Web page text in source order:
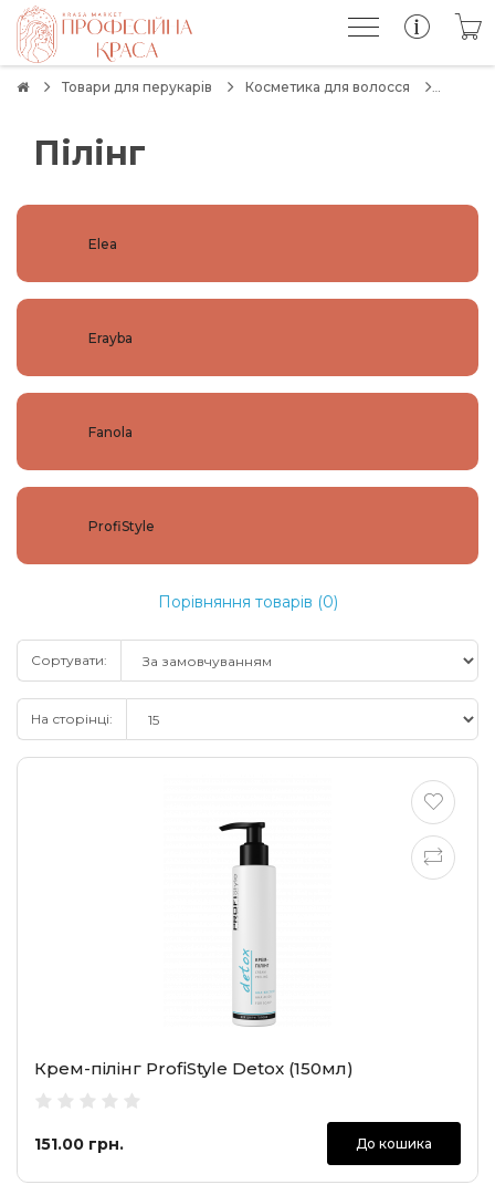
Товари для перукарів Косметика для волосся
Пілінг
Elea
Erayba
Fanola
ProfiStyle
Порівняння товарів (0)
Сортувати:
На сторінці:
Крем-пілінг ProfiStyle Detox (150мл)
151.00 грн. До кошика